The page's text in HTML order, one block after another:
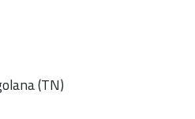
(TN)